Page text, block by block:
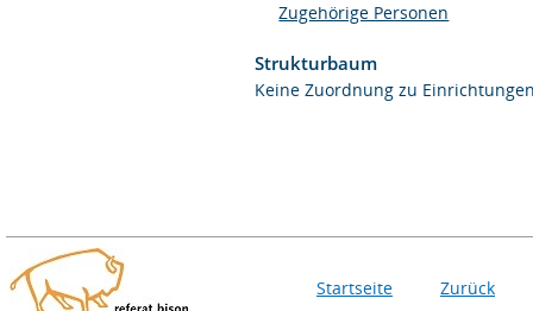
Zugehörige Personen
Strukturbaum
Keine Zuordnung zu
Startseite Zurück